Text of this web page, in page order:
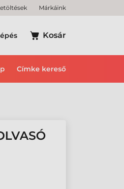
Márkáink
Kosár
Címke kereső